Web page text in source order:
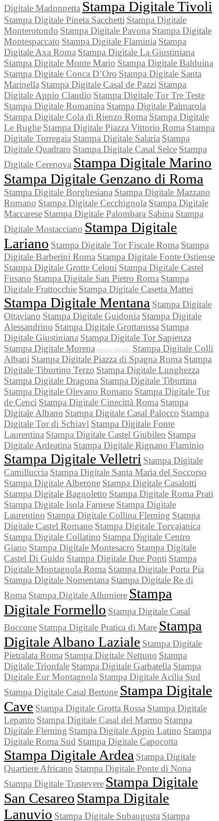
Digitale Madonnetta Stampa Digitale Tivoli
Stampa Digitale Pineta Sacchetti Stampa Digitale
Monterotondo Stampa Digitale Pavona Stampa Digitale
Montespaccato Stampa Digitale Flaminia Stampa
Digitale Axa Roma Stampa Digitale La Giustiniana
Stampa Digitale Monte Mario Stampa Digitale Balduina
Stampa Digitale Conca D’Oro Stampa Digitale Santa
Marinella Stampa Digitale Casal de Pazzi Stampa
Digitale Appio Claudio Stampa Digitale Tor Tre Teste
Stampa Digitale Romanina Stampa Digitale Palmarola
Stampa Digitale Cola di Rienzo Roma Stampa Digitale
Le Rughe Stampa Digitale Piazza Vittorio Roma Stampa
Digitale Torregaia Stampa Digitale Salaria Stampa
Digitale Quadraro Stampa Digitale Casal Selce Stampa
Digitale Cerenova Stampa Digitale Marino
Stampa Digitale Genzano di Roma
Stampa Digitale Borghesiana Stampa Digitale Mazzano
Romano Stampa Digitale Cecchignola Stampa Digitale
Maccarese Stampa Digitale Palombara Sabina Stampa
Digitale Mostacciano Stampa Digitale
Lariano Stampa Digitale Tor Fiscale Roma Stampa
Digitale Barberini Roma Stampa Digitale Fonte Ostiense
Stampa Digitale Grotte Celoni Stampa Digitale Castel
Fusano Stampa Digitale San Pietro Roma Stampa
Digitale Frattocchie Stampa Digitale Casetta Mattei
Stampa Digitale Mentana Stampa Digitale
Ottaviano Stampa Digitale Guidonia Stampa Digitale
Alessandrino Stampa Digitale Grottarossa Stampa
Digitale Giustiniana Stampa Digitale Tor Sapienza
Stampa Digitale Morena stampa digitale Stampa Digitale Colli
Albani Stampa Digitale Piazza di Spagna Roma Stampa
Digitale Tiburtino Terzo Stampa Digitale Lunghezza
Stampa Digitale Dragona Stampa Digitale Tiburtina
Stampa Digitale Olevano Romano Stampa Digitale Tor
de Cenci Stampa Digitale Cinecittà Roma Stampa
Digitale Albano Stampa Digitale Casal Palocco Stampa
Digitale Tor di Schiavi Stampa Digitale Fonte
Laurentina Stampa Digitale Castel Giubileo Stampa
Digitale Ardeatina Stampa Digitale Rignano Flaminio
Stampa Digitale Velletri Stampa Digitale
Camilluccia Stampa Digitale Santa Maria del Soccorso
Stampa Digitale Alberone Stampa Digitale Casalotti
Stampa Digitale Bagnoletto Stampa Digitale Roma Prati
Stampa Digitale Isola Farnese Stampa Digitale
Laurentino Stampa Digitale Collina Fleming Stampa
Digitale Castel Romano Stampa Digitale Torvajanica
Stampa Digitale Collatino Stampa Digitale Centro
Giano Stampa Digitale Montesacro Stampa Digitale
Castel Di Guido Stampa Digitale Due Ponti Stampa
Digitale Montagnola Roma Stampa Digitale Porta Pia
Stampa Digitale Nomentana Stampa Digitale Re di
Roma Stampa Digitale Allumiere Stampa
Digitale Formello Stampa Digitale Casal
Boccone Stampa Digitale Pratica di Mare Stampa
Digitale Albano Laziale Stampa Digitale
Pietralata Roma Stampa Digitale Nettuno Stampa
Digitale Trionfale Stampa Digitale Garbatella Stampa
Digitale Eur Montagnola Stampa Digitale Acilia Sud
Stampa Digitale Casal Bertone Stampa Digitale
Cave Stampa Digitale Grotta Rossa Stampa Digitale
Lepanto Stampa Digitale Casal del Marmo Stampa
Digitale Fleming Stampa Digitale Appio Latino Stampa
Digitale Roma Sud Stampa Digitale Capocotta
Stampa Digitale Ardea Stampa Digitale
Quartiere Africano Stampa Digitale Ponte di Nona
Stampa Digitale Trastevere Stampa Digitale
San Cesareo Stampa Digitale
Lanuvio Stampa Digitale Subaugusta Stampa